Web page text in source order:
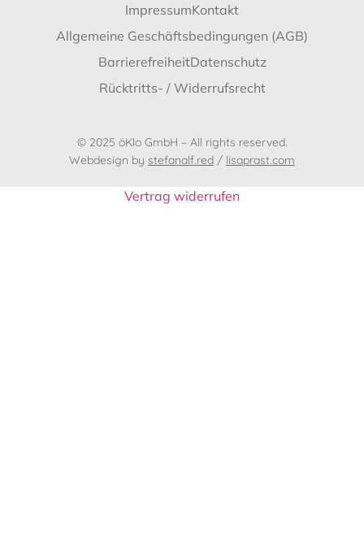
ImpressumKontakt
Allgemeine Geschäftsbedingungen (AGB)
BarrierefreiheitDatenschutz
Rücktritts- / Widerrufsrecht
© 2025 öKlo GmbH – All rights reserved.
Webdesign by stefanalf.red / lisaprast.com
Vertrag widerrufen